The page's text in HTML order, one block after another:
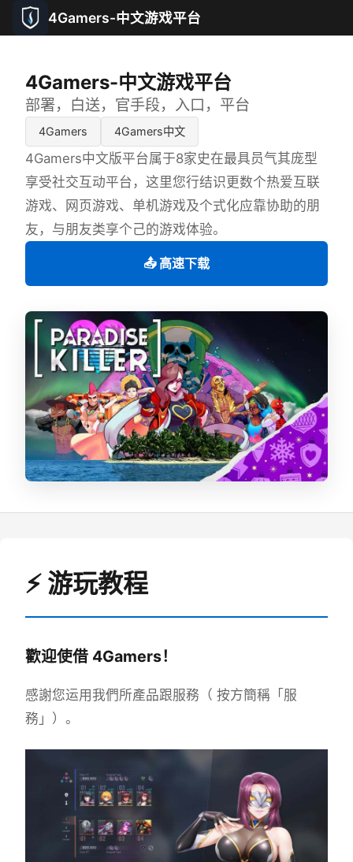
4Gamers-中文游戏平台
4Gamers-中文游戏平台
部署，白送，官手段，入口，平台
4Gamers 4Gamers中文
4Gamers中文版平台属于8家史在最具员气其庞型
享受社交互动平台，这里您行结识更数个热爱互联
游戏、网页游戏、单机游戏及个式化应靠协助的朋
友，与朋友类享个己的游戏体验。
📤 高速下载
⚡ 游玩教程
歡迎使借 4Gamers！
感謝您运用我們所產品跟服務（ 按方簡稱「服
務」）。